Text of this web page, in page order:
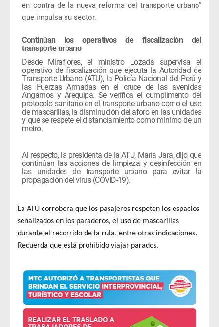
en contra de la nueva reforma del transporte urbano”
que impulsa su sector.
Continúan los operativos de fiscalización del
transporte urbano
Desde Miraflores, el
ministro Lozada supervisa el
operativo de fiscalización que ejecuta la Autoridad de
Transporte Urbano (ATU), la Policía Nacional del Perú y
las Fuerzas Armadas en el cruce de las avenidas
Angamos y Arequipa. Se verifica el cumplimento del
protocolo sanitario en el transporte urbano como el uso
de mascarillas, la disminución del aforo en las unidades
y que se respete el distanciamiento como mínimo de un
metro.
Al respecto, la presidenta de la ATU, María Jara, dijo que
continúan las acciones de limpieza y desinfección en
las unidades de transporte urbano para evitar la
propagación del virus (COVID-19).
La ATU corrobora que los pasajeros respeten los espacios
señalizados en los paraderos, el uso de mascarillas
durante el recorrido de la ruta, entre otras indicaciones.
Recuerda que está prohibido viajar parados.